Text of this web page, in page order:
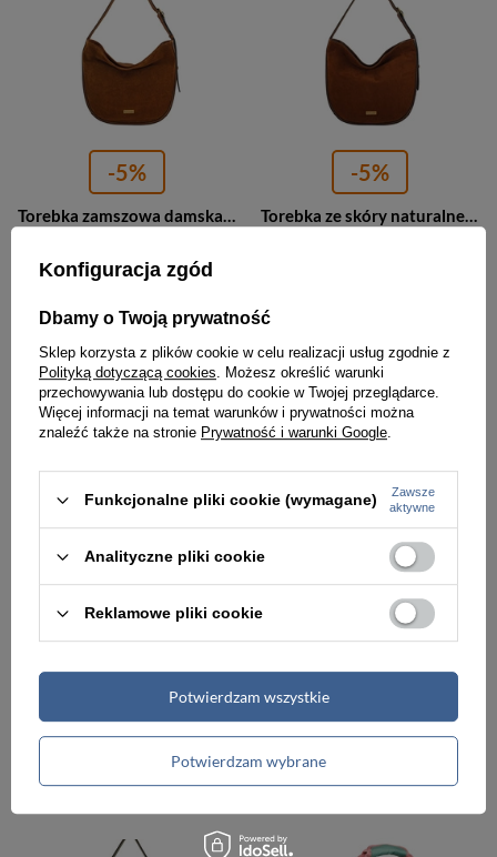
-5%
Torebka zamszowa damska Barberini's 1003-12 worek A4 jasnobrązowa
284,00 zł299,00 zł
-5%
Torebka ze skóry naturalnej damska Barberini's 1003-6 worek A4 brązowa
PROMOCJA
-5%
Torebka zamszowa damska Barberini's 1003-1 worek A4 czarna
284,00 zł
Najniższa cena:284,00 zł
299,00 zł
PROMOCJA
284,00 zł
Najniższa cena:284,00 zł
PROMOCJA PROMOCJA
Konfiguracja zgód
Dbamy o Twoją prywatność
Sklep korzysta z plików cookie w celu realizacji usług zgodnie z
Polityką dotyczącą cookies. Możesz określić warunki
przechowywania lub dostępu do cookie w Twojej przeglądarce.
Więcej informacji na temat warunków i prywatności można
znaleźć także na stronie Prywatność i warunki Google.
Funkcjonalne pliki cookie (wymagane)
Zawsze
aktywne
Analityczne pliki cookie
Reklamowe pliki cookie
Potwierdzam wybrane
Potwierdzam wszystkie